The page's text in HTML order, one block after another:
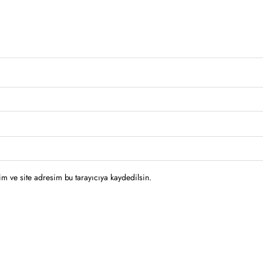
ve site adresim bu tarayıcıya kaydedilsin.